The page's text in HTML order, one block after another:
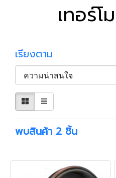
เทอร์โ
เรียงตาม
พบสินค้า 2 ชิ้น